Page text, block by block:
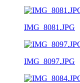
IMG_8081.JPG
IMG_8097.JPG